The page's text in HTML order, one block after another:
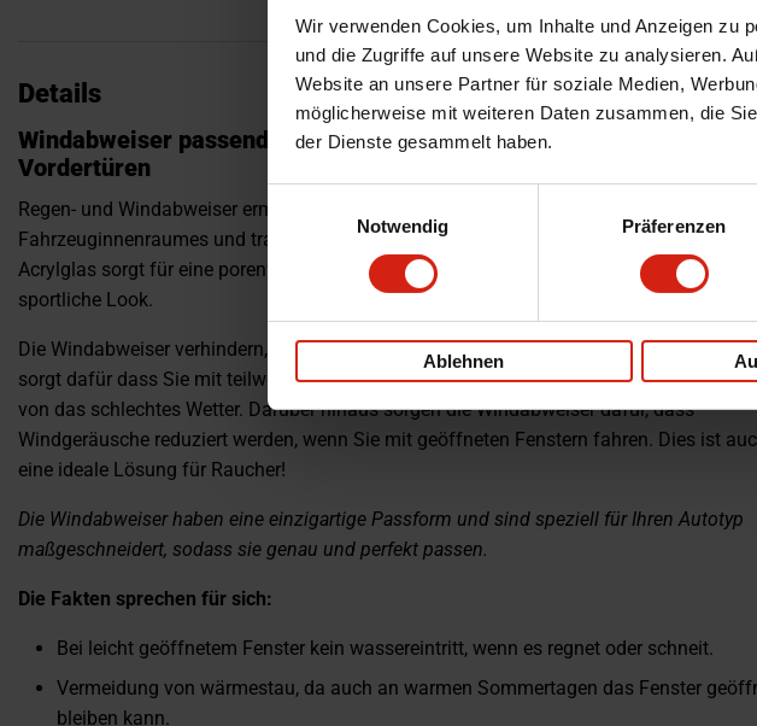
Wir verwenden Cookies, um Inhalte und Anzeigen zu
und die Zugriffe auf unsere Website zu analysieren.
Website an unsere Partner für soziale Medien,
möglicherweise mit weiteren Daten zusammen, die
der Dienste gesammelt haben.
Notwendig
Präferenzen
Ablehnen
Details
Windabweiser passend für Volkswagen Polo VI (AW) 5-türer 2017- -
Vordertüren
Regen- und Windabweiser ermöglichen die optimierte Be- und Entlüftung des
Fahrzeuginnenraumes und tragen zu Ihrem Fahrkomfort bei. Das hochwertig gegossene
Acrylglas sorgt für eine porenfreie Oberfläche, optimale Aerodynamik und natürlich einen
sportliche Look.
Die Windabweiser verhindern, dass Regen oder Schnee durch das Fenster eindringen.
sorgt dafür dass Sie mit teilweise geöffnete Fenster fahren können, ohne ärger zu
von das schlechtes Wetter. Darüber hinaus sorgen die Windabweiser dafür, dass
Windgeräusche reduziert werden, wenn Sie mit geöffneten Fenstern fahren. Dies ist
eine ideale Lösung für Raucher!
Die Windabweiser haben eine einzigartige Passform und sind speziell für Ihren Autotyp
maßgeschneidert, sodass sie genau und perfekt passen.
Die Fakten sprechen für sich:
Bei leicht geöffnetem Fenster kein wassereintritt, wenn es regnet oder schneit.
Vermeidung von wärmestau, da auch an warmen Sommertagen das Fenster
bleiben kann.